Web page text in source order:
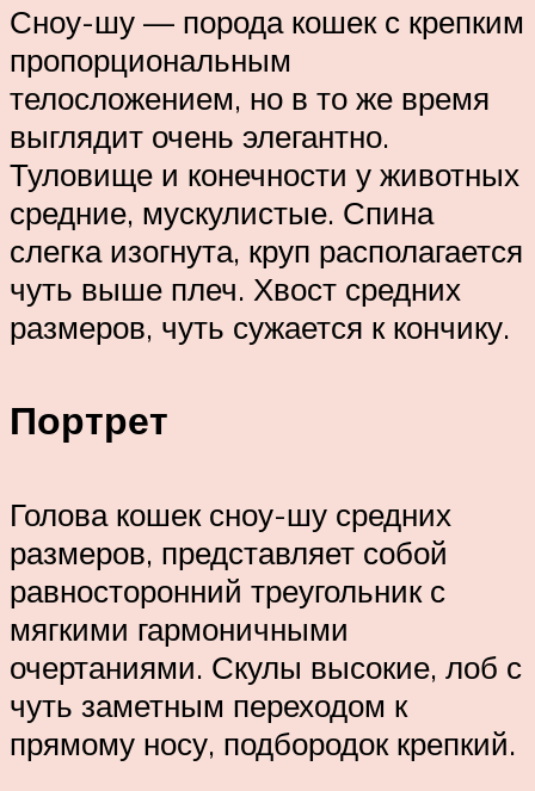
Сноу-шу — порода кошек с крепким
пропорциональным
телосложением, но в то же время
выглядит очень элегантно.
Туловище и конечности у животных
средние, мускулистые. Спина
слегка изогнута, круп располагается
чуть выше плеч. Хвост средних
размеров, чуть сужается к кончику.
Портрет
Голова кошек сноу-шу средних
размеров, представляет собой
равносторонний треугольник с
мягкими гармоничными
очертаниями. Скулы высокие, лоб с
чуть заметным переходом к
прямому носу, подбородок крепкий.